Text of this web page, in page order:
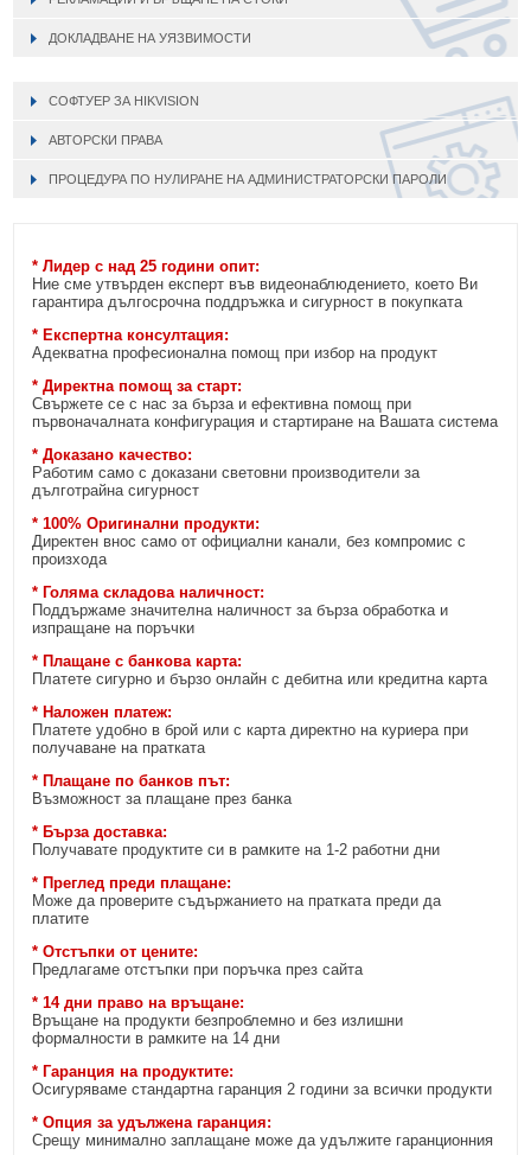
ДОКЛАДВАНЕ НА УЯЗВИМОСТИ
СОФТУЕР ЗА HIKVISION
АВТОРСКИ ПРАВА
ПРОЦЕДУРА ПО НУЛИРАНЕ НА АДМИНИСТРАТОРСКИ ПАРОЛИ
* Лидер с над 25 години опит:
Ние сме утвърден експерт във видеонаблюдението, което Ви
гарантира дългосрочна поддръжка и сигурност в покупката
* Експертна консултация:
Адекватна професионална помощ при избор на продукт
* Директна помощ за старт:
Свържете се с нас за бърза и ефективна помощ при
първоначалната конфигурация и стартиране на Вашата система
* Доказано качество:
Работим само с доказани световни производители за
дълготрайна сигурност
* 100% Оригинални продукти:
Директен внос само от официални канали, без компромис с
произхода
* Голяма складова наличност:
Поддържаме значителна наличност за бърза обработка и
изпращане на поръчки
* Плащане с банкова карта:
Платете сигурно и бързо онлайн с дебитна или кредитна карта
* Наложен платеж:
Платете удобно в брой или с карта директно на куриера при
получаване на пратката
* Плащане по банков път:
Възможност за плащане през банка
* Бърза доставка:
Получавате продуктите си в рамките на 1-2 работни дни
* Преглед преди плащане:
Може да проверите съдържанието на пратката преди да
платите
* Отстъпки от цените:
Предлагаме отстъпки при поръчка през сайта
* 14 дни право на връщане:
Връщане на продукти безпроблемно и без излишни
формалности в рамките на 14 дни
* Гаранция на продуктите:
Осигуряваме стандартна гаранция 2 години за всички продукти
* Опция за удължена гаранция:
Срещу минимално заплащане може да удължите гаранционния